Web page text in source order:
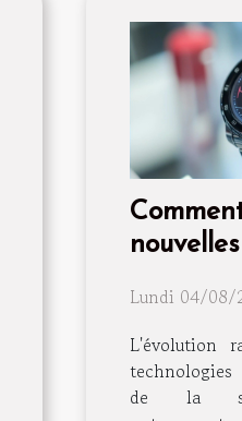
montres
de santé
Lundi 04/08/
L'évolution
technologies
de la